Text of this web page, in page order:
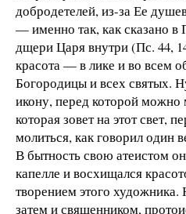
добродетелей, из-за Ее
— именно так, как сказано в
дщери Царя внутри (Пс. 44,
красота — в лике и во всем
Богородицы и всех святых.
икону, перед которой можно
которая зовет на этот свет,
молиться, как говорил один
В бытность свою атеистом
капелле и восхищался
творением этого
затем и священником,